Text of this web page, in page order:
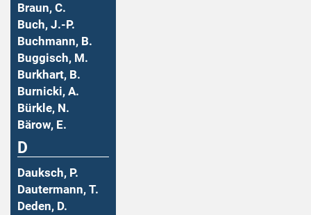
Braun, C.
Buch, J.-P.
Buchmann, B.
Buggisch, M.
Burkhart, B.
Burnicki, A.
Bürkle, N.
Bärow, E.
D
Dauksch, P.
Dautermann, T.
Deden, D.